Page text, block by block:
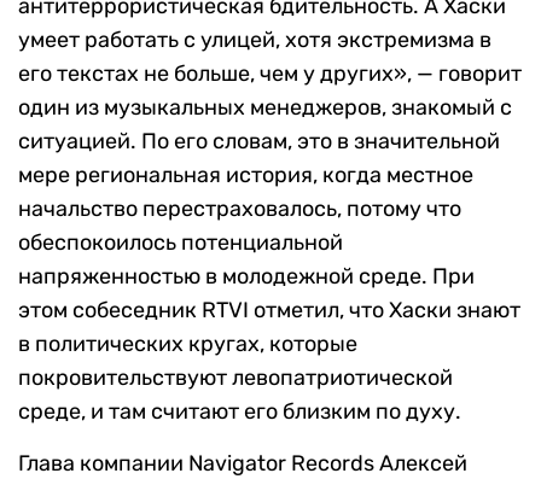
антитеррористическая бдительность. А Хаски
умеет работать с улицей, хотя экстремизма в
его текстах не больше, чем у других», — говорит
один из музыкальных менеджеров, знакомый с
ситуацией. По его словам, это в значительной
мере региональная история, когда местное
начальство перестраховалось, потому что
обеспокоилось потенциальной
напряженностью в молодежной среде. При
этом собеседник RTVI отметил, что Хаски знают
в политических кругах, которые
покровительствуют левопатриотической
среде, и там считают его близким по духу.
Глава компании Navigator Records Алексей